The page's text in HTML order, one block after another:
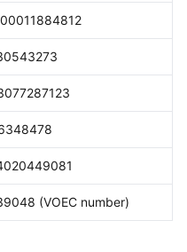
(VOEC number)